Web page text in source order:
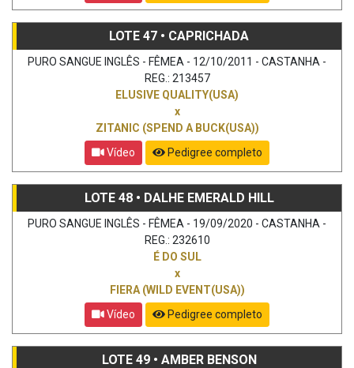
LOTE 47 • CAPRICHADA
PURO SANGUE INGLÊS - FÊMEA - 12/10/2011 - CASTANHA -
REG.: 213457
ELUSIVE QUALITY(USA)
x
ZITANIC (SPEND A BUCK(USA))
Vídeo
Pedigree completo
LOTE 48 • DALHE EMERALD HILL
PURO SANGUE INGLÊS - FÊMEA - 19/09/2020 - CASTANHA -
REG.: 232610
É DO SUL
x
FIERA (WILD EVENT(USA))
Vídeo
Pedigree completo
LOTE 49 • AMBER BENSON